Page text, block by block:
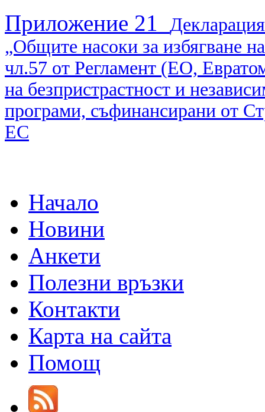
Приложение 21
„Общите насоки за избягване
чл.57 от Регламент (ЕО,
на безпристрастност и
програми, съфинансирани от
ЕС
Начало
Новини
Анкети
Полезни връзки
Контакти
Карта на сайта
Помощ